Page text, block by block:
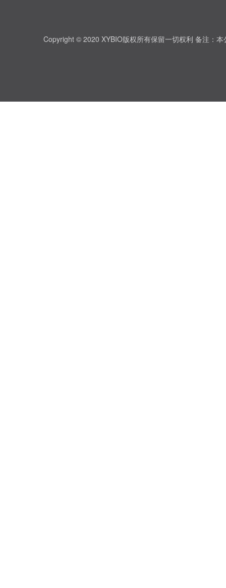
Copyright © 2020 XYBIO版权所有保留一切权利 备注：